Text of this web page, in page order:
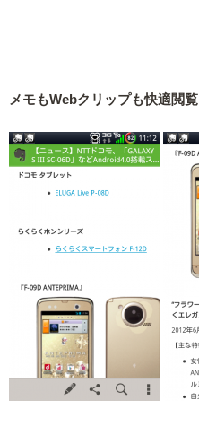
メモもWebクリップも快適閲覧